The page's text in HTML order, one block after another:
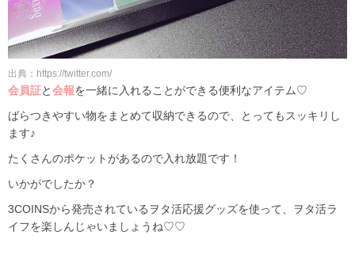
出典：https://twitter.com/
会員証と会報を一緒に入れることができる便利なアイテム♡
ばらつきやすい物をまとめて収納できるので、とってもスッキリし
ます♪
たくさんのポケットがあるので入れ放題です！
いかがでしたか？
3COINSから発売されているヲタ活応援グッズを使って、ヲタ活ラ
イフを楽しんじゃいましょうね♡♡